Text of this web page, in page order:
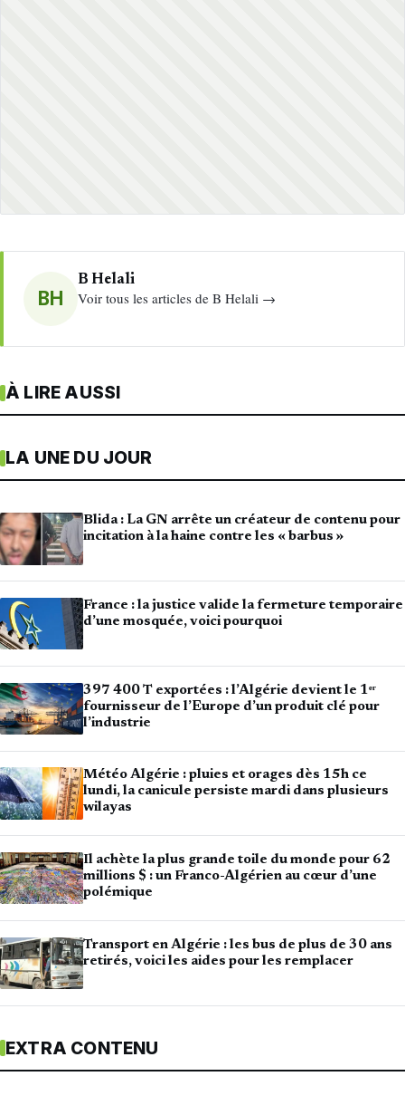
BH
B Helali
Voir tous les articles de B Helali →
À LIRE AUSSI
LA UNE DU JOUR
Blida : La GN arrête un créateur de contenu pour
incitation à la haine contre les « barbus »
France : la justice valide la fermeture temporaire
d’une mosquée, voici pourquoi
397 400 T exportées : l’Algérie devient le 1ᵉʳ
fournisseur de l’Europe d’un produit clé pour
l’industrie
Météo Algérie : pluies et orages dès 15h ce
lundi, la canicule persiste mardi dans plusieurs
wilayas
Il achète la plus grande toile du monde pour 62
millions $ : un Franco-Algérien au cœur d’une
polémique
Transport en Algérie : les bus de plus de 30 ans
retirés, voici les aides pour les remplacer
EXTRA CONTENU